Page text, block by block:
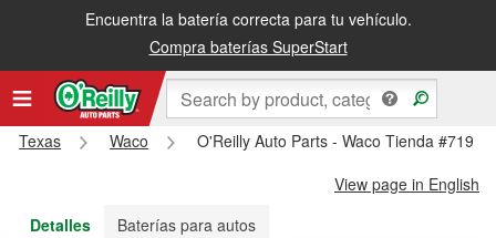
Encuentra la batería correcta para tu vehículo.
Compra baterías SuperStart
Recibe tu orden gratis al día siguiente o recógela en la tienda
Texas Waco
O'Reilly Auto Parts - Waco Tienda #719
View page in English
Detalles
Baterías para autos